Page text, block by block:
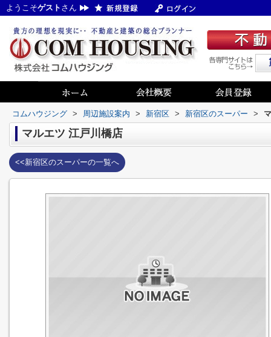
ようこそゲスト さん
コムハウジング > 周辺施設案内 > 新宿区 > 新宿区のスーパー >
マルエツ 江戸川橋店
<<新宿区のスーパーの一覧へ